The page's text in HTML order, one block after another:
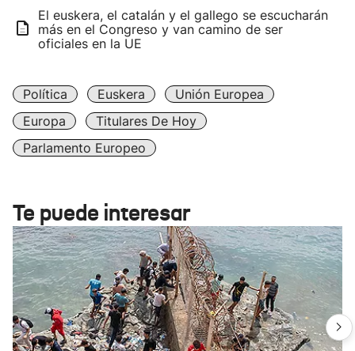
El euskera, el catalán y el gallego se escucharán
más en el Congreso y van camino de ser
oficiales en la UE
Política Euskera
Unión Europea
Europa
Titulares De Hoy
Parlamento Europeo
Te puede interesar